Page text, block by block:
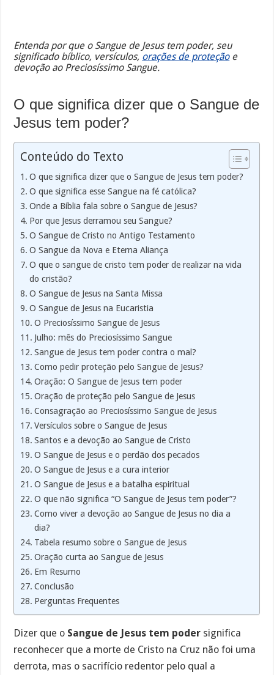
Entenda por que o Sangue de Jesus tem poder, seu
significado bíblico, versículos, orações de proteçãoe
devoção ao Preciosíssimo Sangue.
O que significa dizer que o Sangue de
Jesus tem poder?
Conteúdo do Texto
O que significa dizer que o Sangue de Jesus tem poder?
O que significa esse Sangue na fé católica?
Onde a Bíblia fala sobre o Sangue de Jesus?
Por que Jesus derramou seu Sangue?
O Sangue de Cristo no Antigo Testamento
O Sangue da Nova e Eterna Aliança
O que o sangue de cristo tem poder de realizar na vida
do cristão?
O Sangue de Jesus na Santa Missa
O Sangue de Jesus na Eucaristia
O Preciosíssimo Sangue de Jesus
Julho: mês do Preciosíssimo Sangue
Sangue de Jesus tem poder contra o mal?
Como pedir proteção pelo Sangue de Jesus?
Oração: O Sangue de Jesus tem poder
Oração de proteção pelo Sangue de Jesus
Consagração ao Preciosíssimo Sangue de Jesus
Versículos sobre o Sangue de Jesus
Santos e a devoção ao Sangue de Cristo
O Sangue de Jesus e o perdão dos pecados
O Sangue de Jesus e a cura interior
O Sangue de Jesus e a batalha espiritual
O que não significa “O Sangue de Jesus tem poder”?
Como viver a devoção ao Sangue de Jesus no dia a
dia?
Tabela resumo sobre o Sangue de Jesus
Oração curta ao Sangue de Jesus
Em Resumo
Conclusão
Perguntas Frequentes
Dizer que o Sangue de Jesus tem poder significa
reconhecer que a morte de Cristo na Cruz não foi uma
derrota, mas o sacrifício redentor pelo qual a